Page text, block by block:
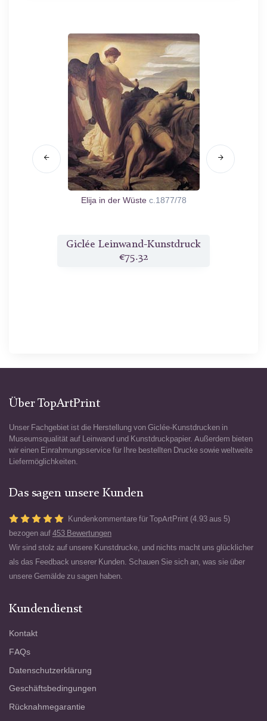
Elija in der Wüste c.1877/78
Giclée Leinwand-Kunstdruck
€75.32
Über TopArtPrint
Unser Fachgebiet ist die Herstellung von Giclée-Kunstdrucken in
Museumsqualität auf Leinwand und Kunstdruckpapier. Außerdem bieten
wir einen Einrahmungsservice für Ihre bestellten Drucke sowie weltweite
Liefermöglichkeiten.
Das sagen unsere Kunden
Kundenkommentare für TopArtPrint (4.93 aus 5)
bezogen auf 453 Bewertungen
Wir sind stolz auf unsere Kunstdrucke, und nichts macht uns glücklicher
als das Feedback unserer Kunden. Schauen Sie sich an, was sie über
unsere Gemälde zu sagen haben.
Kundendienst
Kontakt
FAQs
Datenschutzerklärung
Geschäftsbedingungen
Rücknahmegarantie